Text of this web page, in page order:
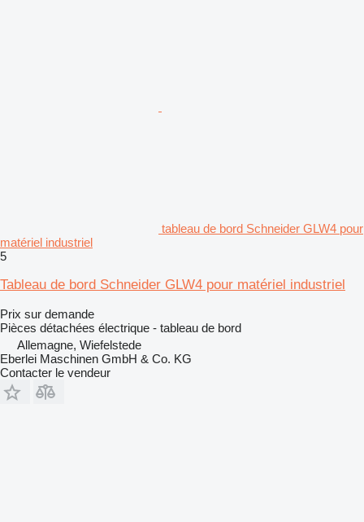
tableau de bord Schneider GLW4 pour
matériel industriel
5
Tableau de bord Schneider GLW4 pour matériel industriel
Prix sur demande
Pièces détachées électrique - tableau de bord
Allemagne, Wiefelstede
Eberlei Maschinen GmbH & Co. KG
Contacter le vendeur